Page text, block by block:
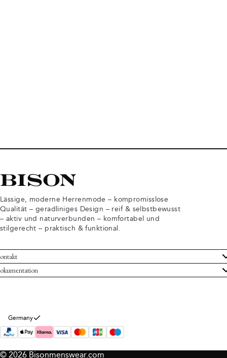
Lässige, moderne Herrenmode – kompromisslose
Qualität – geradliniges Design – reif & selbstbewusst
– aktiv und naturverbunden – komfortabel und
stilgerecht – praktisch & funktional.
Bison
Geschäftsbedingungen
Informationen
Germany
© 2026 Bisonmenswear.com